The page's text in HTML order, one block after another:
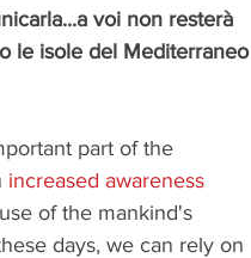
voi non resterà
le isole del Mediterraneo
part of the
increased awareness
of the mankind's
days, we can rely on